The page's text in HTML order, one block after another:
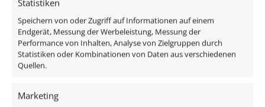
Statistiken
Speichern von oder Zugriff auf Informationen auf einem
Endgerät, Messung der Werbeleistung, Messung der
Performance von Inhalten, Analyse von Zielgruppen durch
Statistiken oder Kombinationen von Daten aus verschiedenen
Quellen.
Marketing
Das enthaltene Leuchtmittel verfügt über einen
modernen Reflektor, ist austauschbar und ist direkt
Komponenten im Lieferumfang enthalten sind: